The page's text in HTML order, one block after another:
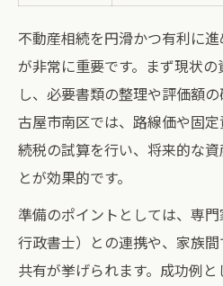
不動産相続を円滑かつ有利に
が非常に重要です。まず現状
し、必要書類の整理や評価額
古屋市南区では、路線価や固
続税の試算を行い、将来的な
とが効果的です。
準備のポイントとしては、専
行政書士）との連携や、家族
共有が挙げられます。成功例